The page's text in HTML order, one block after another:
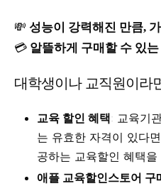
💸 성능이 강력해진 만큼,
💳 알뜰하게 구매할 수 있
대학생이나 교직원이라
교육 할인 혜택: 교육기
는 유효한 자격이 있다
공하는 교육할인 혜택
애플 교육할인스토어 구